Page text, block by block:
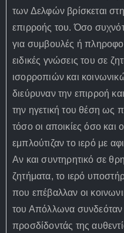
των Δελφών βρίσκεται
επιρροής του. Όσο
για συμβουλές ή
ειδικές γνώσεις του σε
ισορροπιών και
διεύρυναν την επιρροή
την ηγετική του θέση ως
τόσο οι αποικίες όσο
εμπλούτιζαν το ιερό με
Αν και συντηρητικό σε
ζητήματα, το ιερό
που επέβαλλαν οι
του Απόλλωνα
προσδίδοντάς της